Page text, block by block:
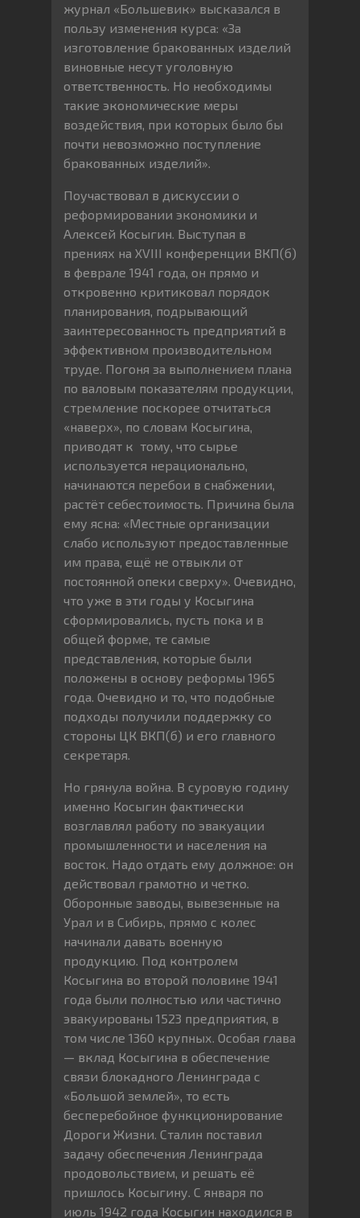
журнал «Большевик» высказался в
пользу изменения курса: «За
изготовление бракованных изделий
виновные несут уголовную
ответственность. Но необходимы
такие экономические меры
воздействия, при которых было бы
почти невозможно поступление
бракованных изделий».
Поучаствовал в дискуссии о
реформировании экономики и
Алексей Косыгин. Выступая в
прениях на XVIII конференции ВКП(б)
в феврале 1941 года, он прямо и
откровенно критиковал порядок
планирования, подрывающий
заинтересованность предприятий в
эффективном производительном
труде. Погоня за выполнением плана
по валовым показателям продукции,
стремление поскорее отчитаться
«наверх», по словам Косыгина,
приводят к тому, что сырье
используется нерационально,
начинаются перебои в снабжении,
растёт себестоимость. Причина была
ему ясна: «Местные организации
слабо используют предоставленные
им права, ещё не отвыкли от
постоянной опеки сверху». Очевидно,
что уже в эти годы у Косыгина
сформировались, пусть пока и в
общей форме, те самые
представления, которые были
положены в основу реформы 1965
года. Очевидно и то, что подобные
подходы получили поддержку со
стороны ЦК ВКП(б) и его главного
секретаря.
Но грянула война. В суровую годину
именно Косыгин фактически
возглавлял работу по эвакуации
промышленности и населения на
восток. Надо отдать ему должное: он
действовал грамотно и четко.
Оборонные заводы, вывезенные на
Урал и в Сибирь, прямо с колес
начинали давать военную
продукцию. Под контролем
Косыгина во второй половине 1941
года были полностью или частично
эвакуированы 1523 предприятия, в
том числе 1360 крупных. Особая глава
— вклад Косыгина в обеспечение
связи блокадного Ленинграда с
«Большой землей», то есть
бесперебойное функционирование
Дороги Жизни. Сталин поставил
задачу обеспечения Ленинграда
продовольствием, и решать её
пришлось Косыгину. С января по
июль 1942 года Косыгин находился в